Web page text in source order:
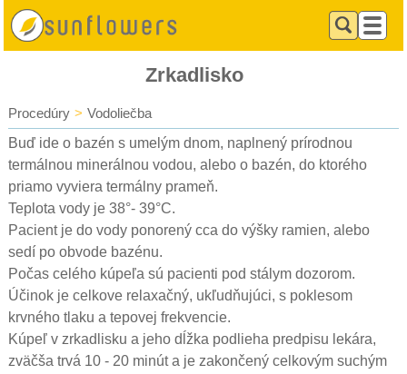
Zrkadlisko
Procedúry > Vodoliečba
Buď ide o bazén s umelým dnom, naplnený prírodnou
termálnou minerálnou vodou, alebo o bazén, do ktorého
priamo vyviera termálny prameň.
Teplota vody je 38°- 39°C.
Pacient je do vody ponorený cca do výšky ramien, alebo
sedí po obvode bazénu.
Počas celého kúpeľa sú pacienti pod stálym dozorom.
Účinok je celkove relaxačný, ukľudňujúci, s poklesom
krvného tlaku a tepovej frekvencie.
Kúpeľ v zrkadlisku a jeho dĺžka podlieha predpisu lekára,
zväčša trvá 10 - 20 minút a je zakončený celkovým suchým